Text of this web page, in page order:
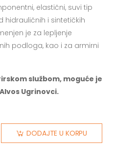
elastični, suvi tip
hidrauličnih i sintetičkih
je za lepljenje
podloga, kao i za armirni
službom, moguće je
Ugrinovci.
DODAJTE U KORPU